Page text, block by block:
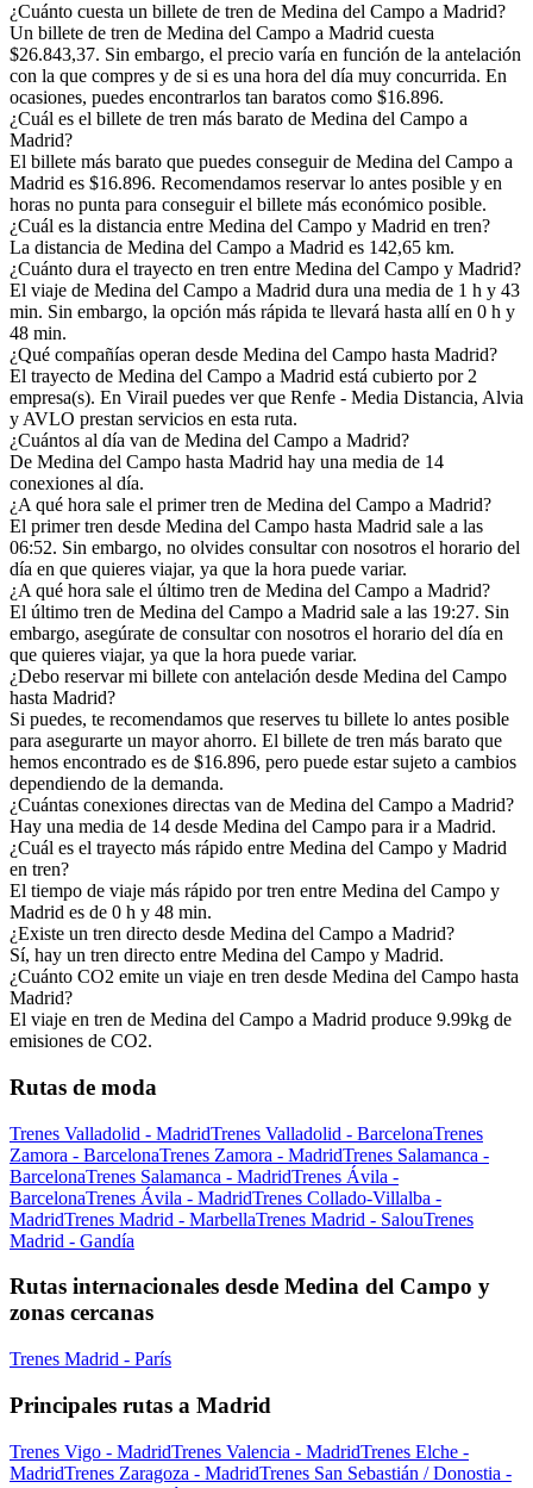
¿Cuánto cuesta un billete de tren de Medina del Campo a Madrid?
Un billete de tren de Medina del Campo a Madrid cuesta
$26.843,37. Sin embargo, el precio varía en función de la antelación
con la que compres y de si es una hora del día muy concurrida. En
ocasiones, puedes encontrarlos tan baratos como $16.896.
¿Cuál es el billete de tren más barato de Medina del Campo a
Madrid?
El billete más barato que puedes conseguir de Medina del Campo a
Madrid es $16.896. Recomendamos reservar lo antes posible y en
horas no punta para conseguir el billete más económico posible.
¿Cuál es la distancia entre Medina del Campo y Madrid en tren?
La distancia de Medina del Campo a Madrid es 142,65 km.
¿Cuánto dura el trayecto en tren entre Medina del Campo y Madrid?
El viaje de Medina del Campo a Madrid dura una media de 1 h y 43
min. Sin embargo, la opción más rápida te llevará hasta allí en 0 h y
48 min.
¿Qué compañías operan desde Medina del Campo hasta Madrid?
El trayecto de Medina del Campo a Madrid está cubierto por 2
empresa(s). En Virail puedes ver que Renfe - Media Distancia, Alvia
y AVLO prestan servicios en esta ruta.
¿Cuántos al día van de Medina del Campo a Madrid?
De Medina del Campo hasta Madrid hay una media de 14
conexiones al día.
¿A qué hora sale el primer tren de Medina del Campo a Madrid?
El primer tren desde Medina del Campo hasta Madrid sale a las
06:52. Sin embargo, no olvides consultar con nosotros el horario del
día en que quieres viajar, ya que la hora puede variar.
¿A qué hora sale el último tren de Medina del Campo a Madrid?
El último tren de Medina del Campo a Madrid sale a las 19:27. Sin
embargo, asegúrate de consultar con nosotros el horario del día en
que quieres viajar, ya que la hora puede variar.
¿Debo reservar mi billete con antelación desde Medina del Campo
hasta Madrid?
Si puedes, te recomendamos que reserves tu billete lo antes posible
para asegurarte un mayor ahorro. El billete de tren más barato que
hemos encontrado es de $16.896, pero puede estar sujeto a cambios
dependiendo de la demanda.
¿Cuántas conexiones directas van de Medina del Campo a Madrid?
Hay una media de 14 desde Medina del Campo para ir a Madrid.
¿Cuál es el trayecto más rápido entre Medina del Campo y Madrid
en tren?
El tiempo de viaje más rápido por tren entre Medina del Campo y
Madrid es de 0 h y 48 min.
¿Existe un tren directo desde Medina del Campo a Madrid?
Sí, hay un tren directo entre Medina del Campo y Madrid.
¿Cuánto CO2 emite un viaje en tren desde Medina del Campo hasta
Madrid?
El viaje en tren de Medina del Campo a Madrid produce 9.99kg de
emisiones de CO2.
Rutas de moda
Trenes Valladolid - MadridTrenes Valladolid - BarcelonaTrenes
Zamora - BarcelonaTrenes Zamora - MadridTrenes Salamanca -
BarcelonaTrenes Salamanca - MadridTrenes Ávila -
BarcelonaTrenes Ávila - MadridTrenes Collado-Villalba -
MadridTrenes Madrid - MarbellaTrenes Madrid - SalouTrenes
Madrid - Gandía
Rutas internacionales desde Medina del Campo y
zonas cercanas
Trenes Madrid - París
Principales rutas a Madrid
Trenes Vigo - MadridTrenes Valencia - MadridTrenes Elche -
MadridTrenes Zaragoza - MadridTrenes San Sebastián / Donostia -